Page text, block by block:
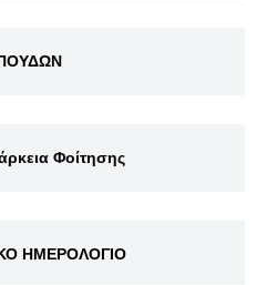
Φοίτησης
ΗΜΕΡΟΛΟΓΙΟ